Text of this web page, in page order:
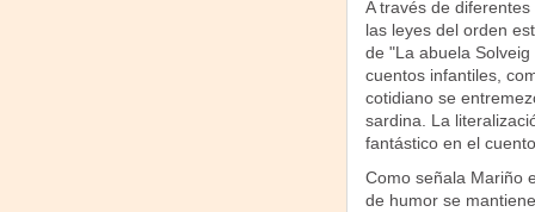
A través de
las leyes del orden
de "La abuela
cuentos infantiles,
cotidiano se
sardina. La
fantástico en el
Como señala Mariño
de humor se